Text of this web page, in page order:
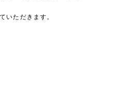
いただきます。